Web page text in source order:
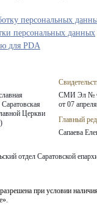
Саратовская
Церкви
СМИ Эл №
от 07
Главный
Сапаева
отдел Саратовской
персональных
персональных данных
при условии
для PDA